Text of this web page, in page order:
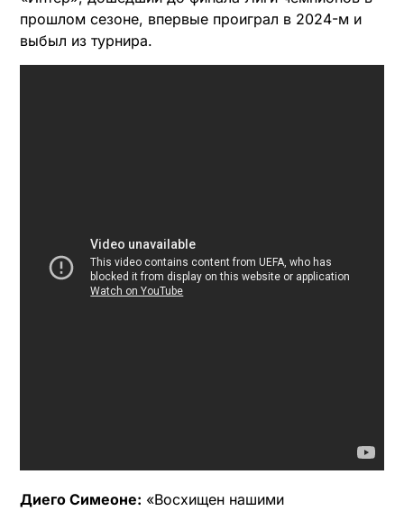
прошлом сезоне, впервые проиграл в 2024-м и
выбыл из турнира.
Диего Симеоне: «Восхищен нашими